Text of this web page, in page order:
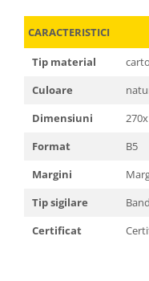
CARACTERISTICI
Tip material
Culoare
Dimensiuni
Format
B5
Margini
Tip sigilare
Certificat